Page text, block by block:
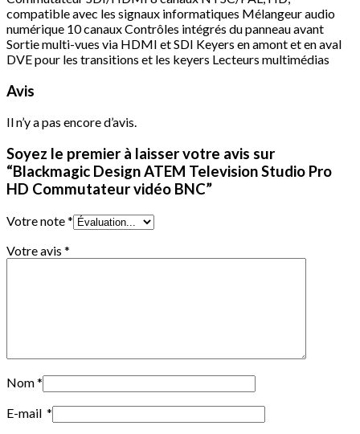
compatible avec les signaux informatiques Mélangeur audio
numérique 10 canaux Contrôles intégrés du panneau avant
Sortie multi-vues via HDMI et SDI Keyers en amont et en aval
DVE pour les transitions et les keyers Lecteurs multimédias
Avis
Il n’y a pas encore d’avis.
Soyez le premier à laisser votre avis sur
“Blackmagic Design ATEM Television Studio Pro
HD Commutateur vidéo BNC”
Votre note*
Votre avis *
Nom*
E-mail *